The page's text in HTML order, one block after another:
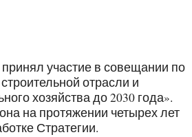
участие в совещании по
отрасли и
хозяйства до 2030 года».
на протяжении четырех лет
Стратегии.